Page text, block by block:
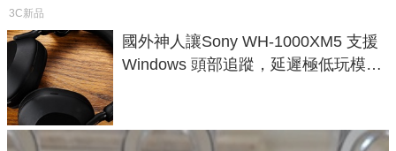
3C新品
國外神人讓Sony WH-1000XM5 支援
Windows 頭部追蹤，延遲極低玩模擬